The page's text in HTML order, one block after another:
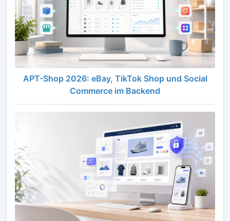
APT-Shop 2026: eBay, TikTok Shop und Social
Commerce im Backend